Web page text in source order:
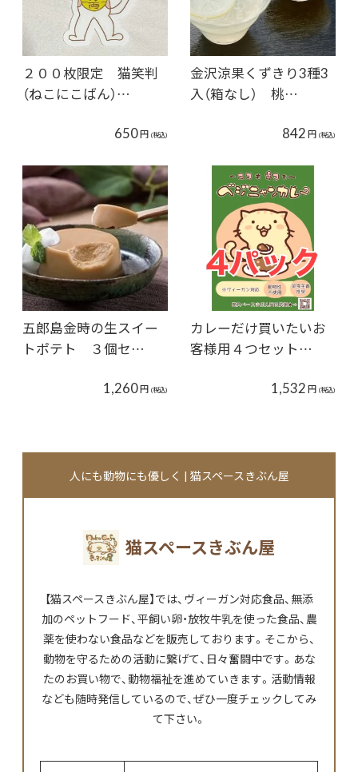
２００枚限定 猫笑判
（ねこにこばん）…
650円 (税込)
金沢涼果くずきり3種3
入（箱なし） 桃…
842円 (税込)
五郎島金時の生スイー
トポテト ３個セ…
1,260円 (税込)
カレーだけ買いたいお
客様用４つセット…
1,532円 (税込)
人にも動物にも優しく | 猫スペースきぶん屋
猫スペースきぶん屋
【猫スペースきぶん屋】では、ヴィーガン対応食品、無添
加のペットフード、平飼い卵・放牧牛乳を使った食品、農
薬を使わない食品などを販売しております。そこから、
動物を守るための活動に繋げて、日々奮闘中です。あな
たのお買い物で、動物福祉を進めていきます。活動情報
なども随時発信しているので、ぜひ一度チェックしてみ
て下さい。